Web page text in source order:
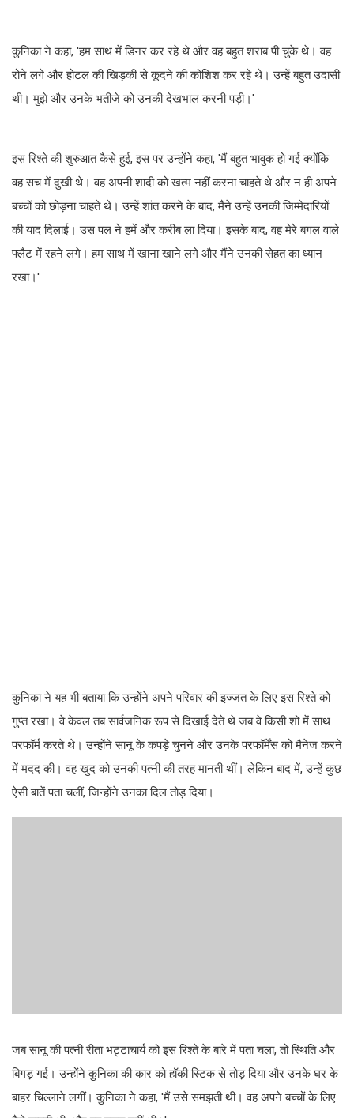
कुनिका ने कहा, 'हम साथ में डिनर कर रहे थे और वह बहुत शराब पी चुके थे। वह
रोने लगे और होटल की खिड़की से कूदने की कोशिश कर रहे थे। उन्हें बहुत उदासी
थी। मुझे और उनके भतीजे को उनकी देखभाल करनी पड़ी।'
इस रिश्ते की शुरुआत कैसे हुई, इस पर उन्होंने कहा, 'मैं बहुत भावुक हो गई क्योंकि
वह सच में दुखी थे। वह अपनी शादी को खत्म नहीं करना चाहते थे और न ही अपने
बच्चों को छोड़ना चाहते थे। उन्हें शांत करने के बाद, मैंने उन्हें उनकी जिम्मेदारियों
की याद दिलाई। उस पल ने हमें और करीब ला दिया। इसके बाद, वह मेरे बगल वाले
फ्लैट में रहने लगे। हम साथ में खाना खाने लगे और मैंने उनकी सेहत का ध्यान
रखा।'
कुनिका ने यह भी बताया कि उन्होंने अपने परिवार की इज्जत के लिए इस रिश्ते को
गुप्त रखा। वे केवल तब सार्वजनिक रूप से दिखाई देते थे जब वे किसी शो में साथ
परफॉर्म करते थे। उन्होंने सानू के कपड़े चुनने और उनके परफॉर्मेंस को मैनेज करने
में मदद की। वह खुद को उनकी पत्नी की तरह मानती थीं। लेकिन बाद में, उन्हें कुछ
ऐसी बातें पता चलीं, जिन्होंने उनका दिल तोड़ दिया।
जब सानू की पत्नी रीता भट्टाचार्य को इस रिश्ते के बारे में पता चला, तो स्थिति और
बिगड़ गई। उन्होंने कुनिका की कार को हॉकी स्टिक से तोड़ दिया और उनके घर के
बाहर चिल्लाने लगीं। कुनिका ने कहा, 'मैं उसे समझती थी। वह अपने बच्चों के लिए